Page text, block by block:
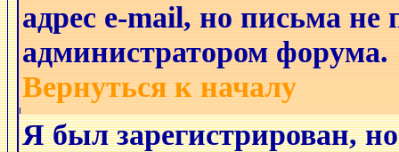
адрес e-mail, но письма не
администратором форума.
Вернуться к началу
Я был зарегистрирован,